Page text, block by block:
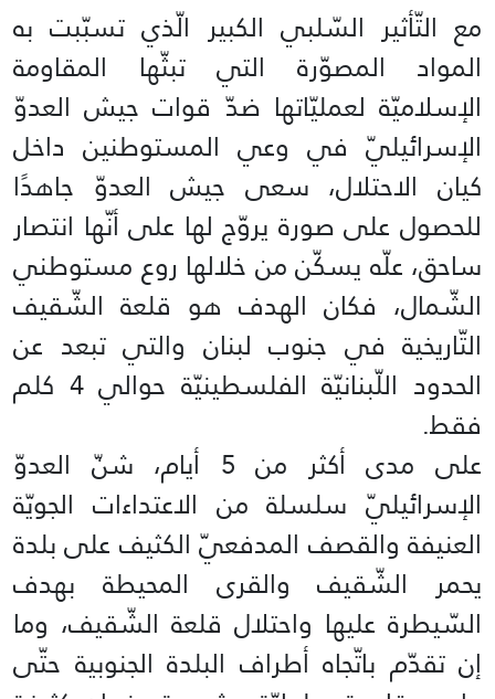
مع التّأثير السّلبي الكبير الّذي تسبّبت به
المواد المصوّرة التي تبثّها المقاومة
الإسلاميّة لعمليّاتها ضدّ قوات جيش العدوّ
الإسرائيليّ في وعي المستوطنين داخل
كيان الاحتلال، سعى جيش العدوّ جاهدًا
للحصول على صورة يروّج لها على أنّها انتصار
ساحق، علّه يسكّن من خلالها روع مستوطني
الشّمال، فكان الهدف هو قلعة الشّقيف
التّاريخية في جنوب لبنان والتي تبعد عن
الحدود اللّبنانيّة الفلسطينيّة حوالي 4 كلم
فقط.
على مدى أكثر من 5 أيام، شنّ العدوّ
الإسرائيليّ سلسلة من الاعتداءات الجويّة
العنيفة والقصف المدفعيّ الكثيف على بلدة
يحمر الشّقيف والقرى المحيطة بهدف
السّيطرة عليها واحتلال قلعة الشّقيف، وما
إن تقدّم باتّجاه أطراف البلدة الجنوبية حتّى